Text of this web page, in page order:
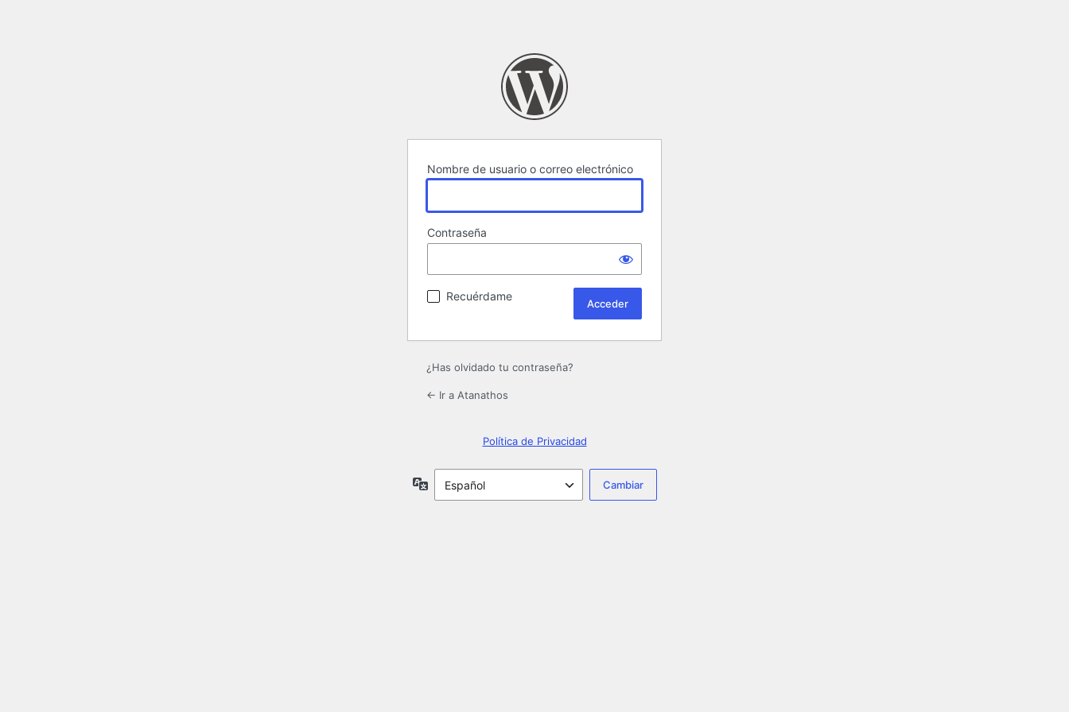
Nombre de usuario o correo electrónico
Contraseña
Recuérdame
¿Has olvidado tu contraseña?
← Ir a Atanathos
Política de Privacidad
Idioma